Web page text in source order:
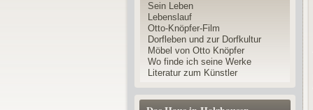
Sein Leben
Lebenslauf
Otto-Knöpfer-Film
Dorfleben und zur Dorfkultur
Möbel von Otto Knöpfer
Wo finde ich seine Werke
Literatur zum Künstler